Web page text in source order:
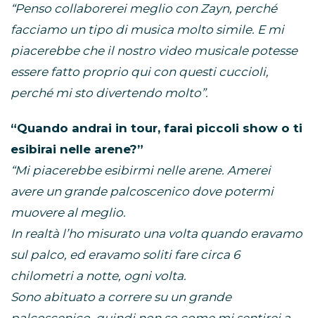
“Penso collaborerei meglio con Zayn, perché
facciamo un tipo di musica molto simile. E mi
piacerebbe che il nostro video musicale potesse
essere fatto proprio qui con questi cuccioli,
perché mi sto divertendo molto”.
“Quando andrai in tour, farai piccoli show o ti
esibirai nelle arene?”
“Mi piacerebbe esibirmi nelle arene. Amerei
avere un grande palcoscenico dove potermi
muovere al meglio.
In realtà l’ho misurato una volta quando eravamo
sul palco, ed eravamo soliti fare circa 6
chilometri a notte, ogni volta.
Sono abituato a correre su un grande